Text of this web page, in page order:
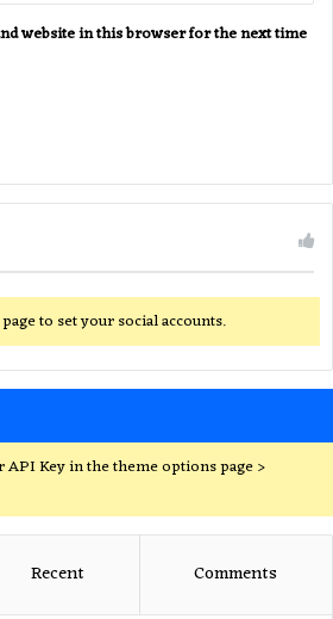
website in this browser for the next time
to set your social accounts.
API Key in the theme options page >
Recent Comments